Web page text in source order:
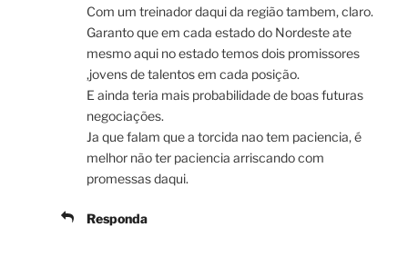
Com um treinador daqui da região tambem, claro.
Garanto que em cada estado do Nordeste ate
mesmo aqui no estado temos dois promissores
,jovens de talentos em cada posição.
E ainda teria mais probabilidade de boas futuras
negociações.
Ja que falam que a torcida nao tem paciencia, é
melhor não ter paciencia arriscando com
promessas daqui.
Responda